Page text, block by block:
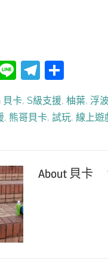
Line 分
貝卡, S級支援, 柚葉, 浮
, 熊哥貝卡, 試玩, 線上遊
About 貝卡